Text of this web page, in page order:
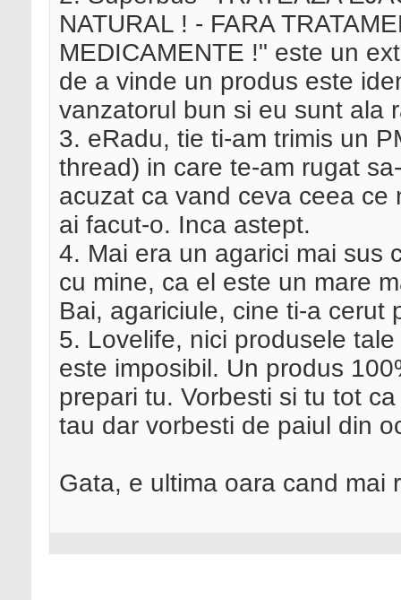
NATURAL ! - FARA
MEDICAMENTE !" este un
de a vinde un produs este
vanzatorul bun si eu sunt ala
3. eRadu, tie ti-am trimis un
thread) in care te-am rugat
acuzat ca vand ceva ceea
ai facut-o. Inca astept.
4. Mai era un agarici mai sus
cu mine, ca el este un mare
Bai, agariciule, cine ti-a cerut
5. Lovelife, nici produsele
este imposibil. Un produs
prepari tu. Vorbesti si tu tot
tau dar vorbesti de paiul din
Gata, e ultima oara cand mai